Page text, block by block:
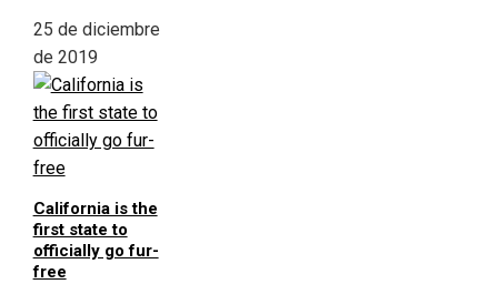
25 de diciembre
de 2019
California is the
first state to
officially go fur-
free